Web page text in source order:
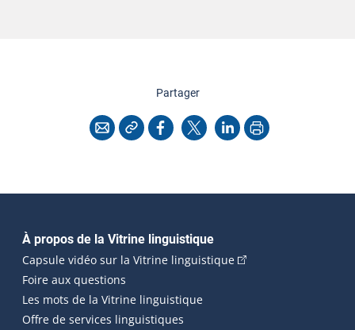
Partagercette page
CourrielCopier l'adresse
Facebook
X LinkedInImprimer
Navigation principale
À propos de la Vitrine linguistique
Capsule vidéo sur la Vitrine linguistique(Cet hyperlien
Foire aux questions
Les mots de la Vitrine linguistique
Offre de services linguistiques